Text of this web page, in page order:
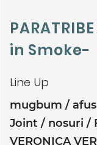
in Smoke-
Line Up
mugbum
Joint
nosuri
VERONICA